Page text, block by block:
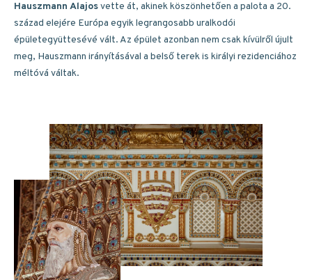
Hauszmann Alajosvette át, akinek köszönhetően a palota a 20.
század elejére Európa egyik legrangosabb uralkodói
épületegyüttesévé vált. Az épület azonban nem csak kívülről újult
meg, Hauszmann irányításával a belső terek is királyi rezidenciához
méltóvá váltak.